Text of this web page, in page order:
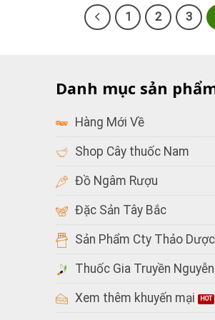
1 2 3
Danh mục sản
Hàng Mới Về
Shop Cây thuốc Nam
Đồ Ngâm Rượu
Đặc Sản Tây Bắc
Sản Phẩm Cty Thảo Dược
Thuốc Gia Truyền
Xem thêm khuyến mại